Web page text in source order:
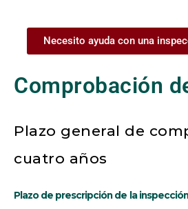
Necesito ayuda con una
Comprobación
Plazo general de
cuatro años
Plazo de prescripción de la inspección